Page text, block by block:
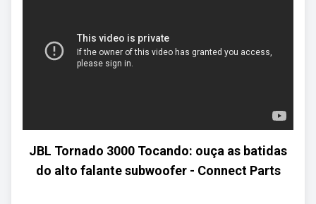
JBL Tornado 3000 Tocando: ouça as batidas
do alto falante subwoofer - Connect Parts